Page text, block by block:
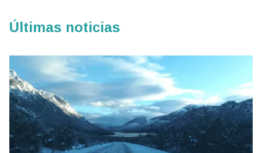
Últimas noticias